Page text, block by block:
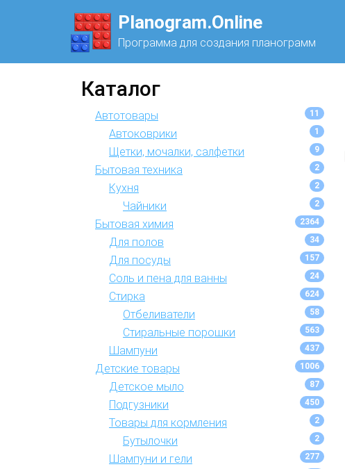
Planogram.Online
Программа для создания планограмм
Каталог
Автотовары 11
Автоковрики 1
Щетки, мочалки, салфетки 9
Бытовая техника 2
Кухня 2
Чайники 2
Бытовая химия 2364
Для полов 34
Для посуды 157
Соль и пена для ванны 24
Стирка 624
Отбеливатели 58
Стиральные порошки 563
Шампуни 437
Детские товары 1006
Детское мыло 87
Подгузники 450
Товары для кормления 2
Бутылочки 2
Шампуни и гели 277